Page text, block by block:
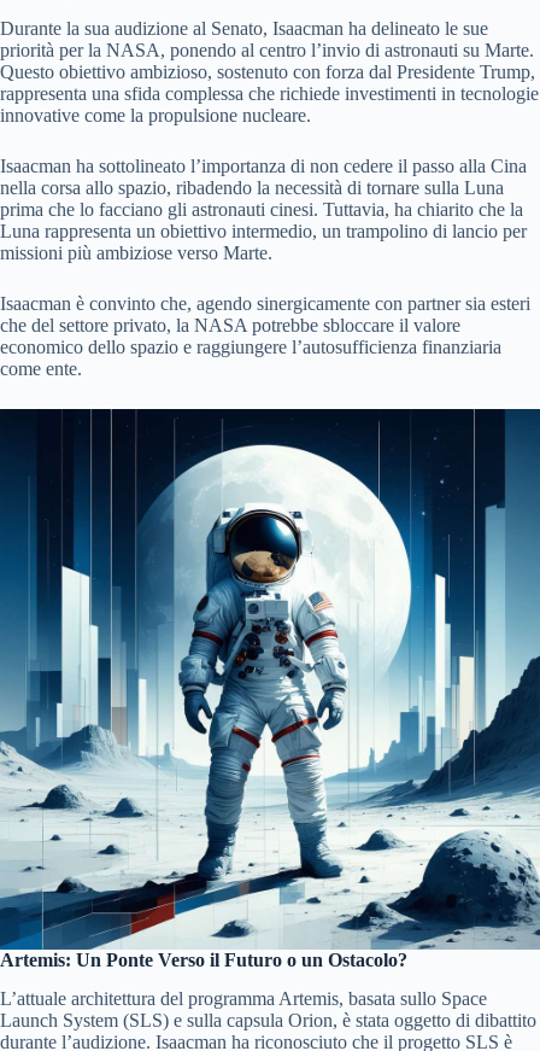
Durante la sua audizione al Senato, Isaacman ha delineato le sue
priorità per la NASA, ponendo al centro l’invio di astronauti su Marte.
Questo obiettivo ambizioso, sostenuto con forza dal Presidente Trump,
rappresenta una sfida complessa che richiede investimenti in tecnologie
innovative come la propulsione nucleare.
Isaacman ha sottolineato l’importanza di non cedere il passo alla Cina
nella corsa allo spazio, ribadendo la necessità di tornare sulla Luna
prima che lo facciano gli astronauti cinesi. Tuttavia, ha chiarito che la
Luna rappresenta un obiettivo intermedio, un trampolino di lancio per
missioni più ambiziose verso Marte.
Isaacman è convinto che, agendo sinergicamente con partner sia esteri
che del settore privato, la NASA potrebbe sbloccare il valore
economico dello spazio e raggiungere l’autosufficienza finanziaria
come ente.
Artemis: Un Ponte Verso il Futuro o un Ostacolo?
L’attuale architettura del programma Artemis, basata sullo Space
Launch System (SLS) e sulla capsula Orion, è stata oggetto di dibattito
durante l’audizione. Isaacman ha riconosciuto che il progetto SLS è